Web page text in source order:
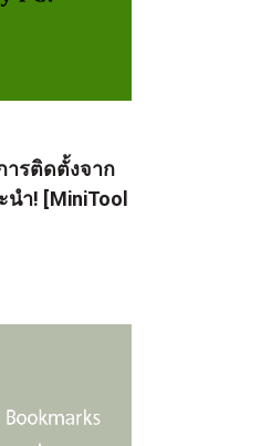
ารติดตั้งจาก
ำ! [MiniTool